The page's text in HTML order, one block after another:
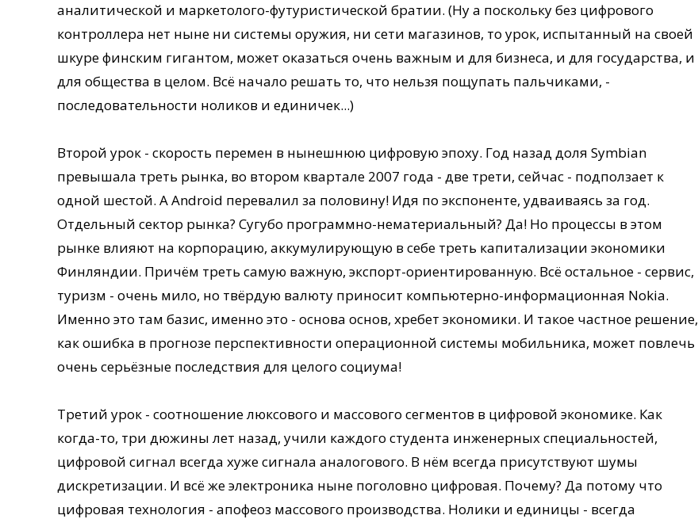
аналитической и маркетолого-футуристической братии. (Ну а поскольку без цифрового
контроллера нет ныне ни системы оружия, ни сети магазинов, то урок, испытанный на своей
шкуре финским гигантом, может оказаться очень важным и для бизнеса, и для государства, и
для общества в целом. Всё начало решать то, что нельзя пощупать пальчиками, -
последовательности ноликов и единичек...)
Второй урок - скорость перемен в нынешнюю цифровую эпоху. Год назад доля Symbian
превышала треть рынка, во втором квартале 2007 года - две трети, сейчас - подползает к
одной шестой. А Android перевалил за половину! Идя по экспоненте, удваиваясь за год.
Отдельный сектор рынка? Сугубо программно-нематериальный? Да! Но процессы в этом
рынке влияют на корпорацию, аккумулирующую в себе треть капитализации экономики
Финляндии. Причём треть самую важную, экспорт-ориентированную. Всё остальное - сервис,
туризм - очень мило, но твёрдую валюту приносит компьютерно-информационная Nokia.
Именно это там базис, именно это - основа основ, хребет экономики. И такое частное решение,
как ошибка в прогнозе перспективности операционной системы мобильника, может повлечь
очень серьёзные последствия для целого социума!
Третий урок - соотношение люксового и массового сегментов в цифровой экономике. Как
когда-то, три дюжины лет назад, учили каждого студента инженерных специальностей,
цифровой сигнал всегда хуже сигнала аналогового. В нём всегда присутствуют шумы
дискретизации. И всё же электроника ныне поголовно цифровая. Почему? Да потому что
цифровая технология - апофеоз массового производства. Нолики и единицы - всегда